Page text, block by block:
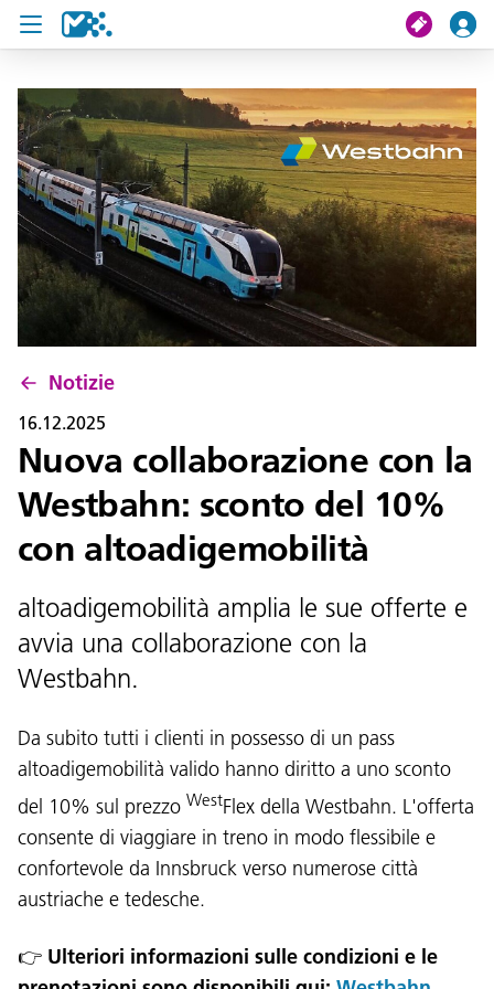
Cerca
Il mio viaggio
Ticket
Pass U19
Notizie
Progetti
Assistenza e contatto
Lingua:
Service Desk:+39 0471 220880
Impressum
Privacy e cookie policy
Termini e condizioni d'uso Reclami Jobs
Notizie
16.12.2025
Nuova collaborazione con la
Westbahn: sconto del 10%
con altoadigemobilità
altoadigemobilità amplia le sue offerte e
avvia una collaborazione con la
Westbahn.
Da subito tutti i clienti in possesso di un pass
altoadigemobilità valido hanno diritto a uno sconto
del 10% sul prezzo WestFlex della Westbahn. L'offerta
consente di viaggiare in treno in modo flessibile e
confortevole da Innsbruck verso numerose città
austriache e tedesche.
👉 Ulteriori informazioni sulle condizioni e le